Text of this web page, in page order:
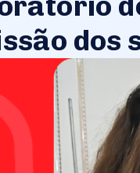
dos